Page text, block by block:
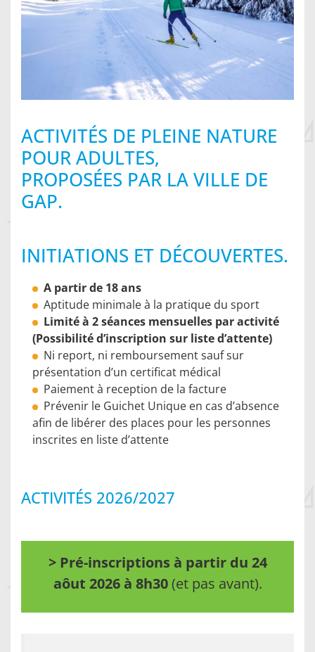
ACTIVITÉS DE PLEINE NATURE
POUR ADULTES,
PROPOSÉES PAR LA VILLE DE
GAP.
INITIATIONS ET DÉCOUVERTES.
A partir de 18 ans
Aptitude minimale à la pratique du sport
Limité à 2 séances mensuelles par activité
(Possibilité d’inscription sur liste d’attente)
Ni report, ni remboursement sauf sur
présentation d’un certificat médical
Paiement à reception de la facture
Prévenir le Guichet Unique en cas d’absence
afin de libérer des places pour les personnes
inscrites en liste d’attente
ACTIVITÉS 2026/2027
> Pré-inscriptions à partir du 24
aôut 2026 à 8h30(et pas avant).